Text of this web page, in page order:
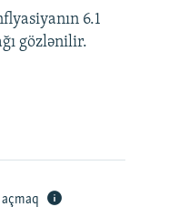
360p
480p
6.1
gözlənilir.